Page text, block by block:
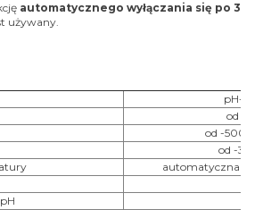
automatycznego wyłączania się po 3
używany.
pH-
od 0
od -500
od -
automatyczna i